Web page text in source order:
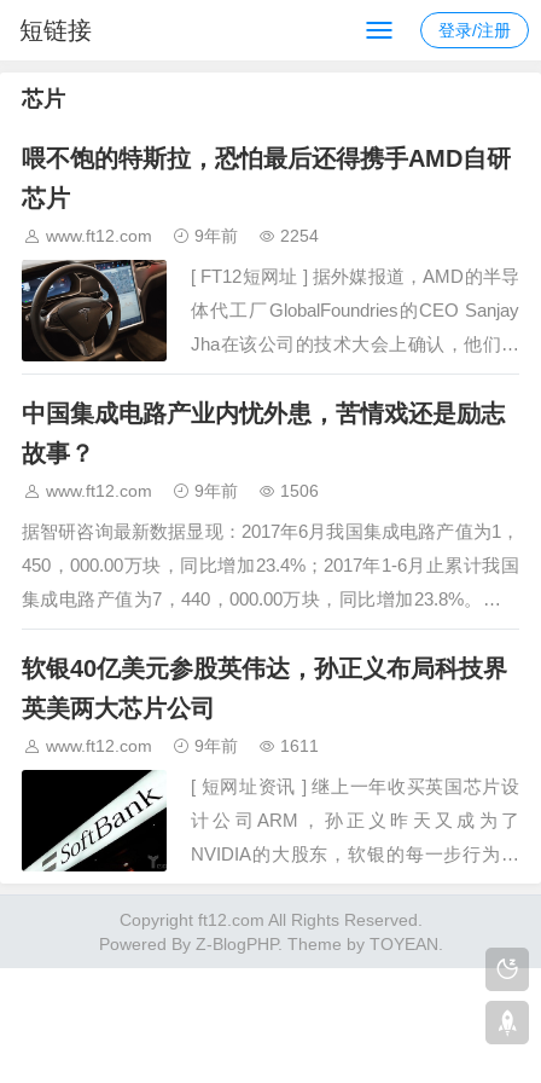
短链接 登录/注册
芯片
喂不饱的特斯拉，恐怕最后还得携手AMD自研
芯片
www.ft12.com 9年前 2254
[ FT12短网址 ] 据外媒报道，AMD的半导
体代工厂GlobalFoundries的CEO Sanjay
Jha在该公司的技术大会上确认，他们正
在与特斯拉合作生产用于自动驾驶程序的
定制化芯片，并为后者提供晶元生产代工
中国集成电路产业内忧外患，苦情戏还是励志
故事？
www.ft12.com 9年前 1506
据智研咨询最新数据显现：2017年6月我国集成电路产值为1，
450，000.00万块，同比增加23.4%；2017年1-6月止累计我国
集成电路产值为7，440，000.00万块，同比增加23.8%。从产
值来看，江苏独占鳌头，无论是6月份单月…
软银40亿美元参股英伟达，孙正义布局科技界
英美两大芯片公司
www.ft12.com 9年前 1611
[ 短网址资讯 ] 继上一年收买英国芯片设
计公司ARM，孙正义昨天又成为了
NVIDIA的大股东，软银的每一步行为都
AI的奇点，30年内机器人会比人类还多，
智商会是人类的1000倍，…
Copyright ft12.com All Rights Reserved.
Powered By Z-BlogPHP. Theme by TOYEAN